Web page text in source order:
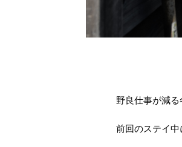
野良仕事が減
前回のステイ